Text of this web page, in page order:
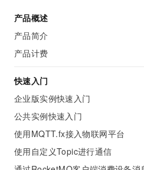
产品概述
产品简介
产品计费
快速入门
企业版实例快速入门
公共实例快速入门
使用MQTT.fx接入物联网平台
使用自定义Topic进行通信
精选产品
计算
容器
存储
网络与CDN
精选解决方案
互联网应用开发
大数据
现代化应用
安全